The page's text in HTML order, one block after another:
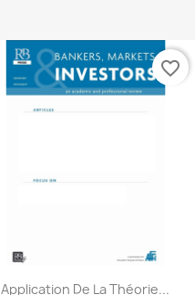
Aperçu rapide
Application De La Théorie...
favorite_border